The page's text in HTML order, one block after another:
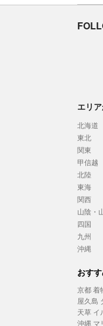
エリ
北海道
東北
関東
甲信越
北陸
東海
関西
山陰・
四国
九州
沖縄
おす
京都 着
屋久島
天草 イ
沖縄 マ